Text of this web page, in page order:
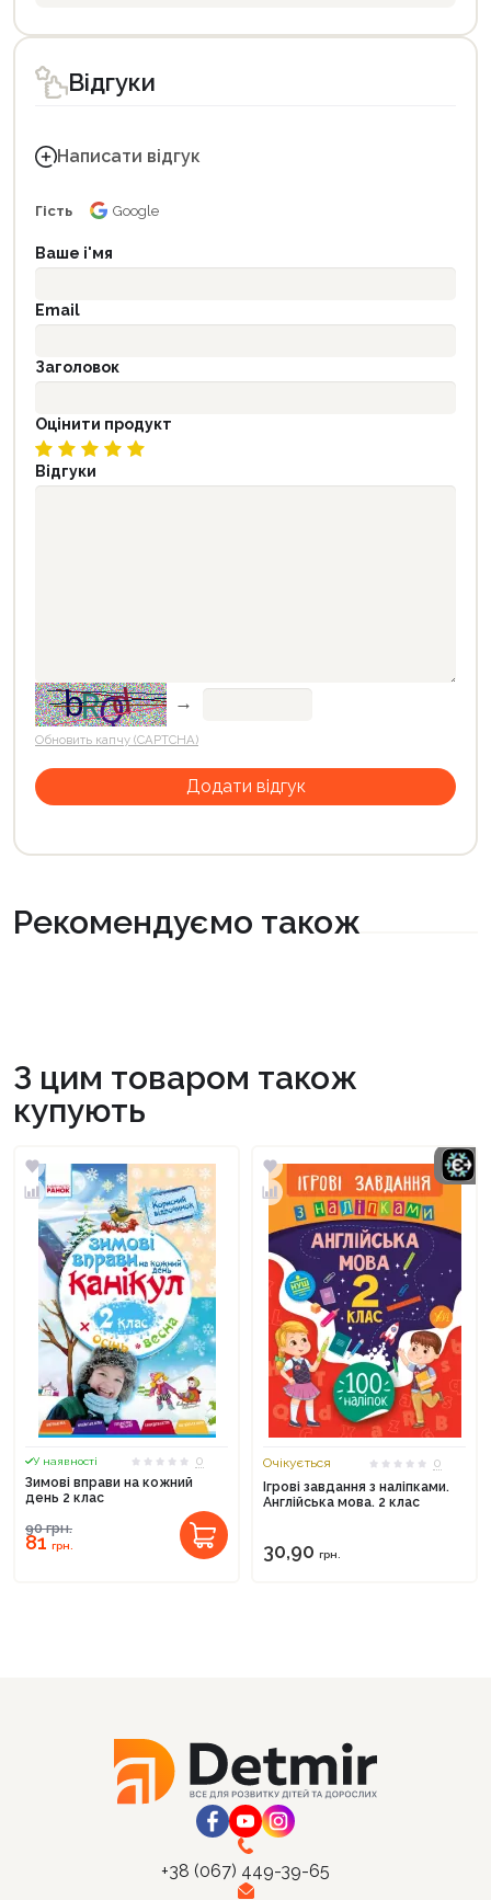
Відгуки
Написати відгук
Гість Google
Ваше і'мя
Email
Заголовок
Оцінити продукт
Відгуки
→
Обновить капчу (CAPTCHA)
Рекомендуємо також
З цим товаром також
купують
У наявності
0
Зимові вправи на кожний
день 2 клас
90грн.
81 грн.
Очікується
0
Ігрові завдання з наліпками.
Англійська мова. 2 клас
30,90 грн.
+38 (067) 449-39-65